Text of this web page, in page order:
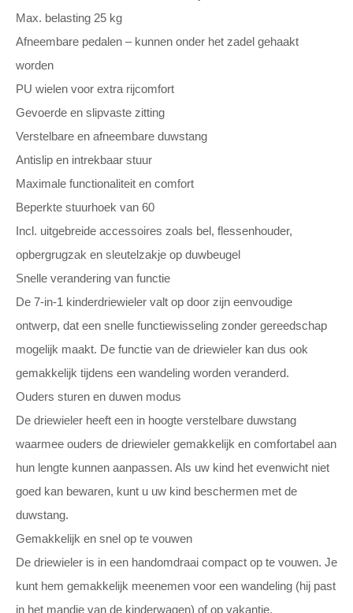
Max. belasting 25 kg
Afneembare pedalen – kunnen onder het zadel gehaakt
worden
PU wielen voor extra rijcomfort
Gevoerde en slipvaste zitting
Verstelbare en afneembare duwstang
Antislip en intrekbaar stuur
Maximale functionaliteit en comfort
Beperkte stuurhoek van 60
Incl. uitgebreide accessoires zoals bel, flessenhouder,
opbergrugzak en sleutelzakje op duwbeugel
Snelle verandering van functie
De 7-in-1 kinderdriewieler valt op door zijn eenvoudige
ontwerp, dat een snelle functiewisseling zonder gereedschap
mogelijk maakt. De functie van de driewieler kan dus ook
gemakkelijk tijdens een wandeling worden veranderd.
Ouders sturen en duwen modus
De driewieler heeft een in hoogte verstelbare duwstang
waarmee ouders de driewieler gemakkelijk en comfortabel aan
hun lengte kunnen aanpassen. Als uw kind het evenwicht niet
goed kan bewaren, kunt u uw kind beschermen met de
duwstang.
Gemakkelijk en snel op te vouwen
De driewieler is in een handomdraai compact op te vouwen. Je
kunt hem gemakkelijk meenemen voor een wandeling (hij past
in het mandje van de kinderwagen) of op vakantie.